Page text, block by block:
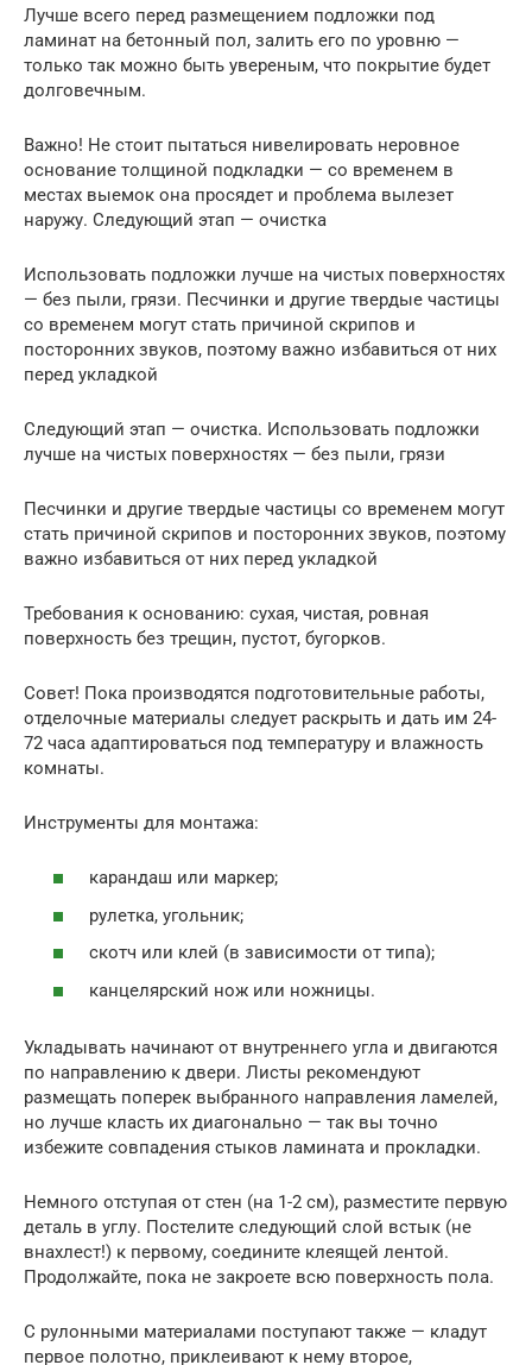
Лучше всего перед размещением подложки под
ламинат на бетонный пол, залить его по уровню —
только так можно быть увереным, что покрытие будет
долговечным.
Важно! Не стоит пытаться нивелировать неровное
основание толщиной подкладки — со временем в
местах выемок она просядет и проблема вылезет
наружу. Следующий этап — очистка
Использовать подложки лучше на чистых поверхностях
— без пыли, грязи. Песчинки и другие твердые частицы
со временем могут стать причиной скрипов и
посторонних звуков, поэтому важно избавиться от них
перед укладкой
Следующий этап — очистка. Использовать подложки
лучше на чистых поверхностях — без пыли, грязи
Песчинки и другие твердые частицы со временем могут
стать причиной скрипов и посторонних звуков, поэтому
важно избавиться от них перед укладкой
Требования к основанию: сухая, чистая, ровная
поверхность без трещин, пустот, бугорков.
Совет! Пока производятся подготовительные работы,
отделочные материалы следует раскрыть и дать им 24-
72 часа адаптироваться под температуру и влажность
комнаты.
Инструменты для монтажа:
карандаш или маркер;
рулетка, угольник;
скотч или клей (в зависимости от типа);
канцелярский нож или ножницы.
Укладывать начинают от внутреннего угла и двигаются
по направлению к двери. Листы рекомендуют
размещать поперек выбранного направления ламелей,
но лучше класть их диагонально — так вы точно
избежите совпадения стыков ламината и прокладки.
Немного отступая от стен (на 1-2 см), разместите первую
деталь в углу. Постелите следующий слой встык (не
внахлест!) к первому, соедините клеящей лентой.
Продолжайте, пока не закроете всю поверхность пола.
С рулонными материалами поступают также — кладут
первое полотно, приклеивают к нему второе,